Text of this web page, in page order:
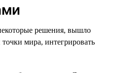
решения, вышло
мира, интегрировать